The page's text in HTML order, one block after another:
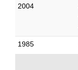
2004
1985